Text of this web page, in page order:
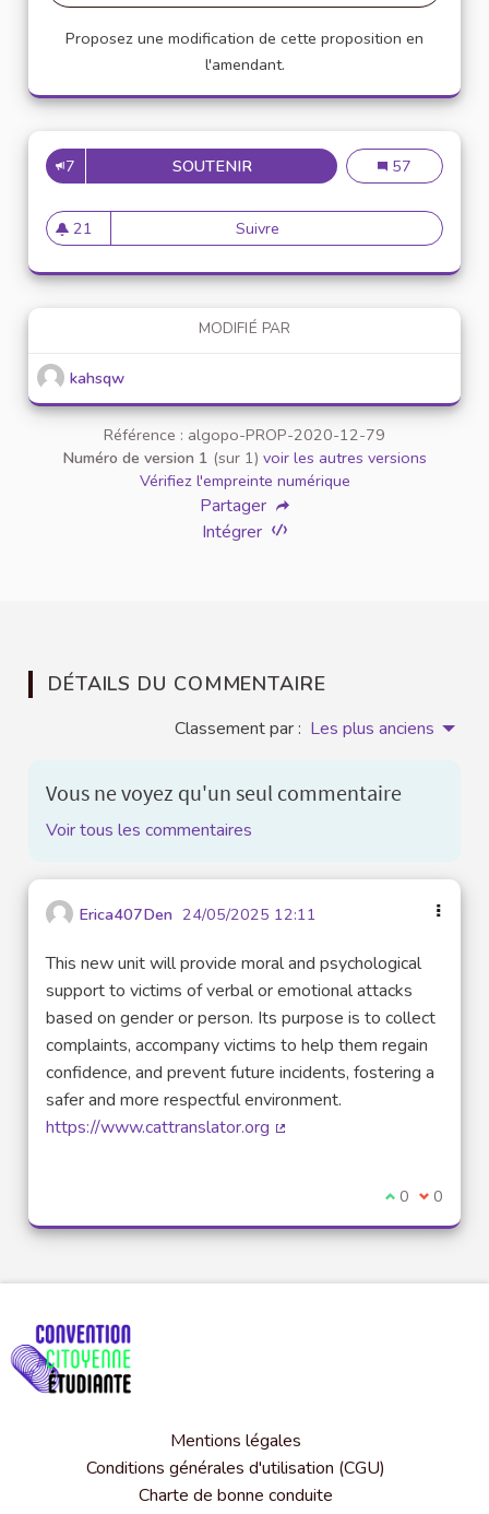
Proposez une modification de cette proposition en
l'amendant.
7 SOUTENIRCELLULE D'ÉCOUTE ET
Cellule
57
21
21 abonnés
Suivre Cellule d'écoute et
MODIFIÉ PAR
kahsqw
Référence : algopo-PROP-2020-12-79
Numéro de version 1 (sur 1) voir les autres versions
Vérifiez l'empreinte numérique
Partager
Intégrer
DÉTAILS DU COMMENTAIRE
Classement par : Les plus anciens
Vous ne voyez qu'un seul commentaire
Voir tous les commentaires
Erica407Den 24/05/2025 12:11
This new unit will provide moral and psychological
support to victims of verbal or emotional attacks
based on gender or person. Its purpose is to collect
complaints, accompany victims to help them regain
confidence, and prevent future incidents, fostering a
safer and more respectful environment.
https://www.cattranslator.org
Je suis
0 Je ne
0
Mentions légales
Conditions générales d'utilisation (CGU)
Charte de bonne conduite